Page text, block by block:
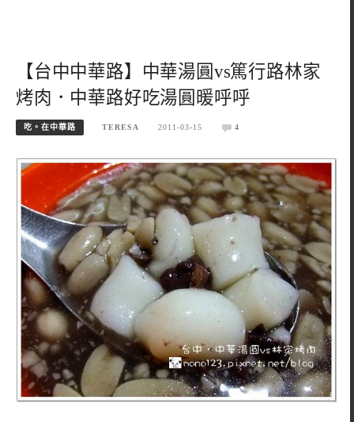
【台中中華路】中華湯圓vs篤行路林家
烤肉．中華路好吃湯圓暖呼呼
吃。在中華路 TERESA 2011-03-15 4